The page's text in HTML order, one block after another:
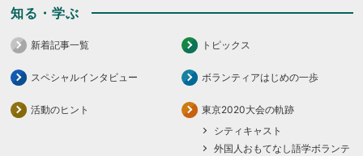
知る・学ぶ
新着記事一覧 トピックス
スペシャルインタビュー ボランティアはじめの一歩
活動のヒント
東京2020大会の軌跡
シティキャスト
外国人おもてなし語学ボランテ